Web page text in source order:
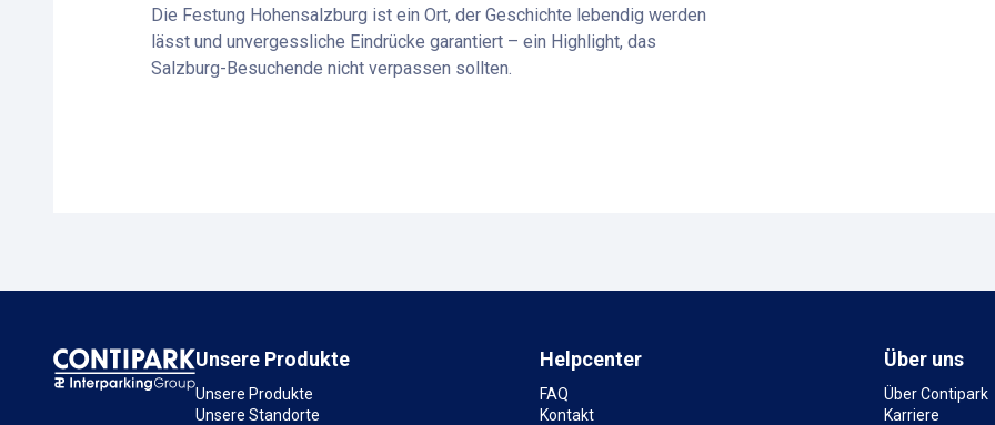
Die Festung Hohensalzburg ist ein Ort, der Geschichte lebendig werden
lässt und unvergessliche Eindrücke garantiert – ein Highlight, das
Salzburg-Besuchende nicht verpassen sollten.
Unsere Produkte
Unsere Produkte
Unsere Standorte
Helpcenter
FAQ
Kontakt
Über uns
Über Contipark
Karriere